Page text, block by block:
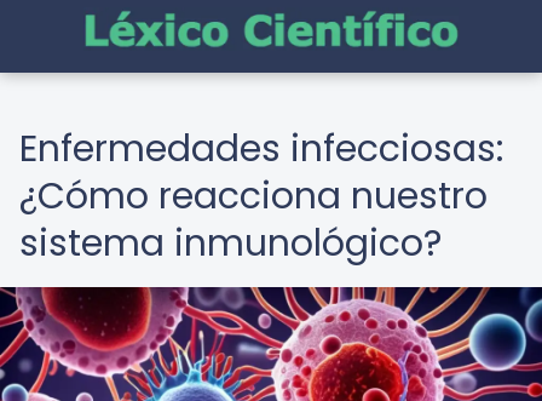
Enfermedades infecciosas:
¿Cómo reacciona nuestro
sistema inmunológico?